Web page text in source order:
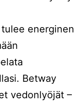
energinen
Betway
vedonlyöjät –